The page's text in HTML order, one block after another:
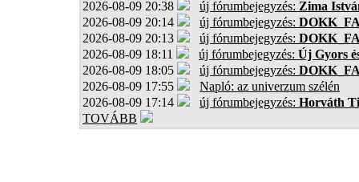
2026-08-09 20:38 új fórumbejegyzés: Zima
2026-08-09 20:14
új fórumbejegyzés:
2026-08-09 20:13
új fórumbejegyzés:
2026-08-09 18:11
új fórumbejegyzés: Új Gyors
2026-08-09 18:05
új fórumbejegyzés:
2026-08-09 17:55
Napló: az univerzum szélén
2026-08-09 17:14
új fórumbejegyzés: Horváth
TOVÁBB